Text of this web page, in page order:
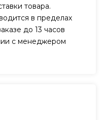
товара.
в пределах
до 13 часов
с менеджером